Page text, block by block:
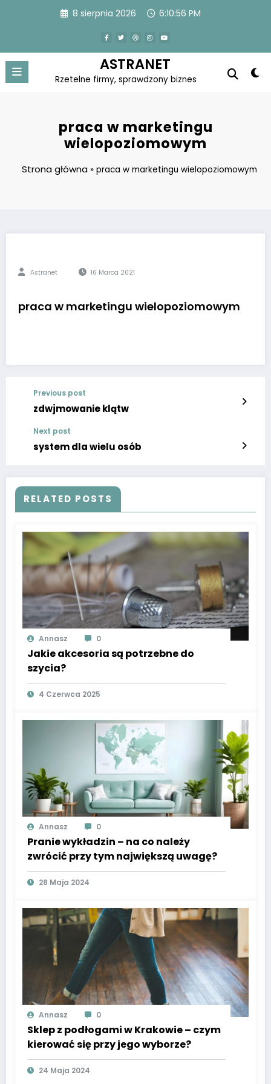
8 sierpnia 2026 6:10:56 PM
ASTRANET
Rzetelne firmy, sprawdzony biznes
praca w marketingu
wielopoziomowym
Strona główna »praca w marketingu wielopoziomowym
Astranet 16 Marca 2021
praca w marketingu wielopoziomowym
Previous post
zdwjmowanie klątw
Next post
system dla wielu osób
RELATED POSTS
Annasz 0
Jakie akcesoria są potrzebne do
szycia?
4 Czerwca 2025
Annasz 0
Pranie wykładzin – na co należy
zwrócić przy tym największą uwagę?
28 Maja 2024
Annasz 0
Sklep z podłogami w Krakowie – czym
kierować się przy jego wyborze?
24 Maja 2024